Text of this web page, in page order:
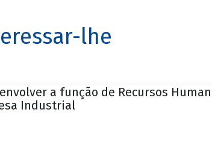
lhe